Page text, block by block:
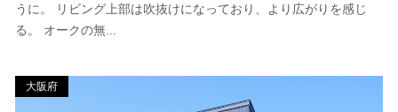
うに。 リビング上部は吹抜けになっており、より広がりを感じ
る。 オークの無...
大阪府